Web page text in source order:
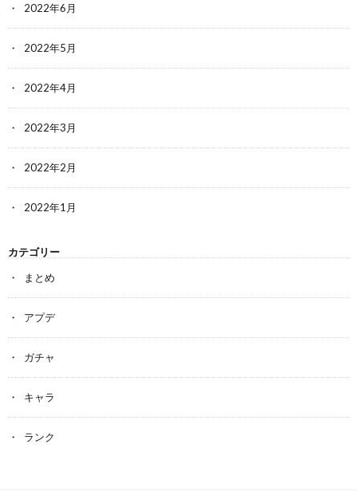
2022年6月
2022年5月
2022年4月
2022年3月
2022年2月
2022年1月
カテゴリー
まとめ
アプデ
ガチャ
キャラ
ランク